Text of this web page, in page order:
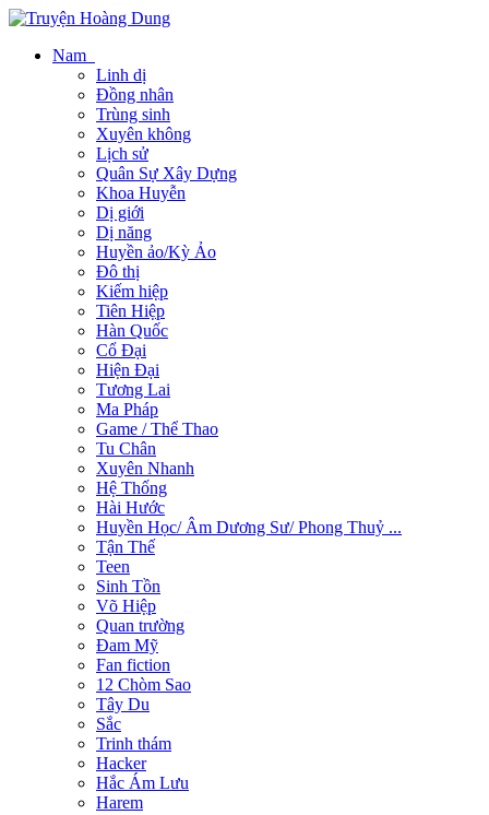
Nam
Linh dị
Đồng nhân
Trùng sinh
Xuyên không
Lịch sử
Quân Sự Xây Dựng
Khoa Huyễn
Dị giới
Dị năng
Huyền ảo/Kỳ Ảo
Đô thị
Kiếm hiệp
Tiên Hiệp
Hàn Quốc
Cổ Đại
Hiện Đại
Tương Lai
Ma Pháp
Game / Thể Thao
Tu Chân
Xuyên Nhanh
Hệ Thống
Hài Hước
Huyền Học/ Âm Dương Sư/ Phong Thuỷ ...
Tận Thế
Teen
Sinh Tồn
Võ Hiệp
Quan trường
Đam Mỹ
Fan fiction
12 Chòm Sao
Tây Du
Sắc
Trinh thám
Hacker
Hắc Ám Lưu
Harem